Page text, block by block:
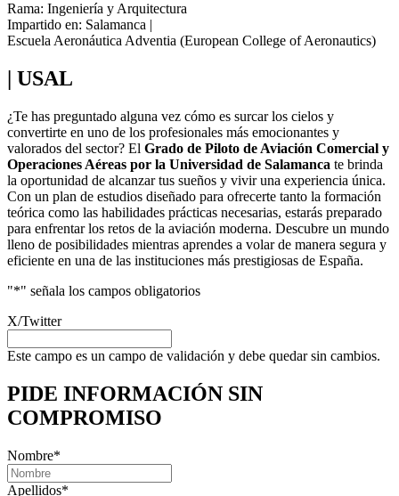
Rama: Ingeniería y Arquitectura
Impartido en: Salamanca |
Escuela Aeronáutica Adventia (European College of Aeronautics)
| USAL
¿Te has preguntado alguna vez cómo es surcar los cielos y
convertirte en uno de los profesionales más emocionantes y
valorados del sector? El Grado de Piloto de Aviación Comercial y
Operaciones Aéreas por la Universidad de Salamanca te brinda
la oportunidad de alcanzar tus sueños y vivir una experiencia única.
Con un plan de estudios diseñado para ofrecerte tanto la formación
teórica como las habilidades prácticas necesarias, estarás preparado
para enfrentar los retos de la aviación moderna. Descubre un mundo
lleno de posibilidades mientras aprendes a volar de manera segura y
eficiente en una de las instituciones más prestigiosas de España.
"*" señala los campos obligatorios
X/Twitter
Este campo es un campo de validación y debe quedar sin cambios.
PIDE INFORMACIÓN SIN
COMPROMISO
Nombre*
Apellidos*